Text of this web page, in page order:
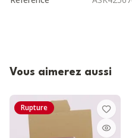
Vous aimerez aussi
Rupture